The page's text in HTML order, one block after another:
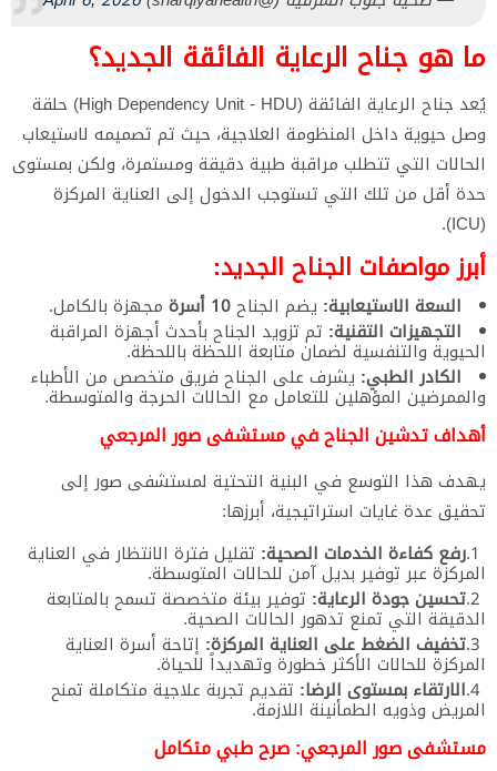
ما هو جناح الرعاية الفائقة الجديد؟
​يُعد جناح الرعاية الفائقة (High Dependency Unit - HDU) حلقة
وصل حيوية داخل المنظومة العلاجية، حيث تم تصميمه لاستيعاب
الحالات التي تتطلب مراقبة طبية دقيقة ومستمرة، ولكن بمستوى
حدة أقل من تلك التي تستوجب الدخول إلى العناية المركزة
(ICU).
​أبرز مواصفات الجناح الجديد:
السعة الاستيعابية: يضم الجناح10 أسرة
مجهزة بالكامل.
التجهيزات التقنية: تم تزويد الجناح بأحدث أجهزة المراقبة
الحيوية والتنفسية لضمان متابعة اللحظة باللحظة.
الكادر الطبي: يشرف على الجناح فريق متخصص من الأطباء
والممرضين المؤهلين للتعامل مع الحالات الحرجة والمتوسطة.
​أهداف تدشين الجناح في مستشفى صور المرجعي
​يهدف هذا التوسع في البنية التحتية لمستشفى صور إلى
تحقيق عدة غايات استراتيجية، أبرزها:
رفع كفاءة الخدمات الصحية: تقليل فترة الانتظار في العناية
المركزة عبر توفير بديل آمن للحالات المتوسطة.
تحسين جودة الرعاية: توفير بيئة متخصصة تسمح بالمتابعة
الدقيقة التي تمنع تدهور الحالات الصحية.
تخفيف الضغط على العناية المركزة: إتاحة أسرة العناية
المركزة للحالات الأكثر خطورة وتهديداً للحياة.
الارتقاء بمستوى الرضا: تقديم تجربة علاجية متكاملة تمنح
المريض وذويه الطمأنينة اللازمة.
​مستشفى صور المرجعي: صرح طبي متكامل